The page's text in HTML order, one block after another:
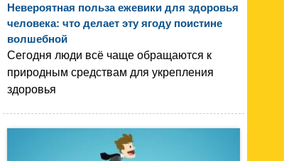
Невероятная польза ежевики для здоровья
человека: что делает эту ягоду поистине
волшебной
Сегодня люди всё чаще обращаются к
природным средствам для укрепления
здоровья